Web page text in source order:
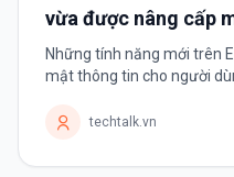
vừa được nâng cấp
Những tính năng mới trên
mật thông tin cho người
được vài tháng...
techtalk.vn